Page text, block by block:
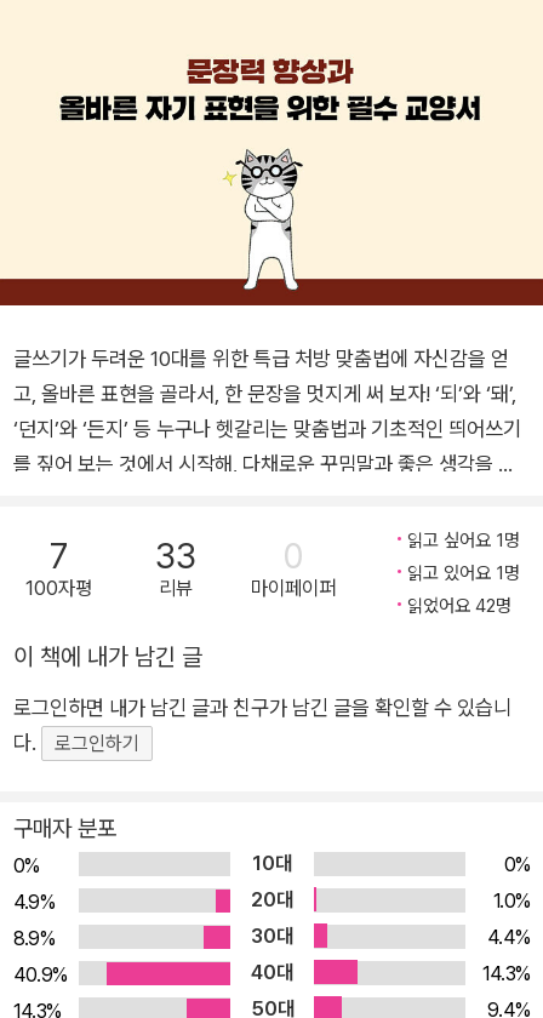
글쓰기가 두려운 10대를 위한 특급 처방 맞춤법에 자신감을 얻
고, 올바른 표현을 골라서, 한 문장을 멋지게 써 보자! ‘되’와 ‘돼’,
‘던지’와 ‘든지’ 등 누구나 헷갈리는 맞춤법과 기초적인 띄어쓰기
를 짚어 보는 것에서 시작해, 다채로운 꾸밈말과 좋은 생각을 담
이 한 권의 만화에 담겼다. SNS 글쓰기와 학교 과제, 독서 감상
문, 자기소개서, 공모전 등 다양한 글쓰기 과업 앞에서 괴로움을
느끼고 있을 청소년에게 든든한 힘이 되어 줄 책이다. EBS 등에
양한 어린이책의 그림을 그려 온 국민지 작가가 만화를 완성했다.
흥미진진한 만화 속에 글쓰기 지식이 맞춤하게 녹아 있어 가볍게
읽히면서도 유익하다. 때와 장소를 가리지 않고 글쓰기를 가르치
학교 6학년 서윤 자매의 유쾌하고 사랑스러운 사계절이 아름답
게 펼쳐진다. 아이들은 밴드 오디션, 캠핑, 수학여행, 거리 공연,
졸업식, 에세이 공모전 등 크고 작은 경험과 함께 성장해 나가고,
언제나 곁을 지키는 고 선생의 수업 덕분에 글쓰기 실력도 한 뼘
자라난다. 이야기에 푹 빠져 책장을 넘기다 보면 자연스럽게 맞춤
법에 자신감을 얻고, 올바른 표현을 골라서, 한 문장을 멋지게 완
7
100자평
33
리뷰
0
마이페이퍼
읽고 싶어요 1명
읽고 있어요 1명
읽었어요 42명
이 책에 내가 남긴 글
로그인하면 내가 남긴 글과 친구가 남긴 글을 확인할 수 있습니
다.
로그인하기
구매자 분포
0% 10대
0%
4.9%
20대
1.0%
8.9%
30대
4.4%
40.9%
40대
14.3%
14.3%
50대 9.4%